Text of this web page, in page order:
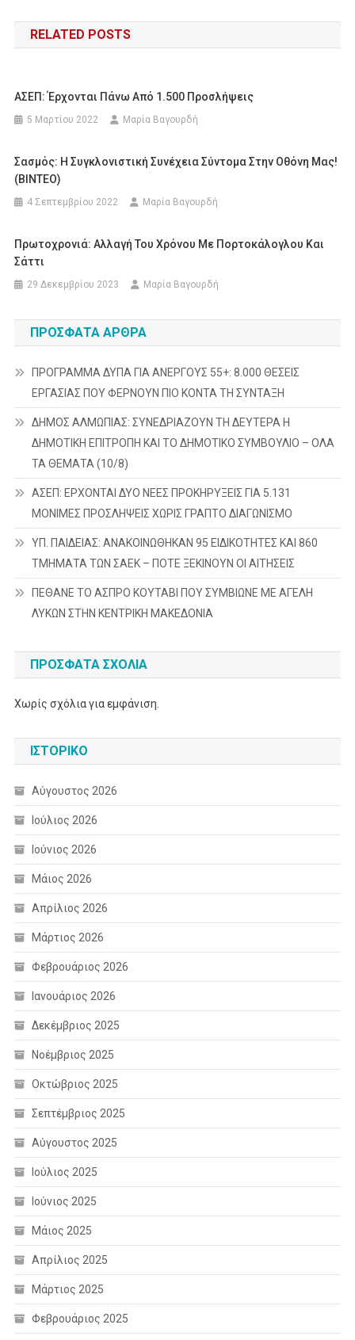
άρθρων
RELATED POSTS
ΑΣΕΠ: Έρχονται Πάνω Από 1.500 Προσλήψεις
5 Μαρτίου 2022 Μαρία Βαγουρδή
Σασμός: Η Συγκλονιστική Συνέχεια Σύντομα Στην Οθόνη Μας!
(ΒΙΝΤΕΟ)
4 Σεπτεμβρίου 2022 Μαρία Βαγουρδή
Πρωτοχρονιά: Αλλαγή Του Χρόνου Με Πορτοκάλογλου Και
Σάττι
29 Δεκεμβρίου 2023 Μαρία Βαγουρδή
ΠΡΌΣΦΑΤΑ ΆΡΘΡΑ
ΠΡΟΓΡΑΜΜΑ ΔΥΠΑ ΓΙΑ ΑΝΕΡΓΟΥΣ 55+: 8.000 ΘΕΣΕΙΣ
ΕΡΓΑΣΙΑΣ ΠΟΥ ΦΕΡΝΟΥΝ ΠΙΟ ΚΟΝΤΑ ΤΗ ΣΥΝΤΑΞΗ
ΔΗΜΟΣ ΑΛΜΩΠΙΑΣ: ΣΥΝΕΔΡΙΑΖΟΥΝ ΤΗ ΔΕΥΤΕΡΑ H
ΔΗΜΟΤΙΚΗ ΕΠΙΤΡΟΠΗ ΚΑΙ ΤΟ ΔΗΜΟΤΙΚΟ ΣΥΜΒΟΥΛΙΟ – ΟΛΑ
ΤΑ ΘΕΜΑΤΑ (10/8)
ΑΣΕΠ: ΕΡΧΟΝΤΑΙ ΔΥΟ ΝΕΕΣ ΠΡΟΚΗΡΥΞΕΙΣ ΓΙΑ 5.131
ΜΟΝΙΜΕΣ ΠΡΟΣΛΗΨΕΙΣ ΧΩΡΙΣ ΓΡΑΠΤΟ ΔΙΑΓΩΝΙΣΜΟ
ΥΠ. ΠΑΙΔΕΙΑΣ: ΑΝΑΚΟΙΝΩΘΗΚΑΝ 95 ΕΙΔΙΚΟΤΗΤΕΣ ΚΑΙ 860
ΤΜΗΜΑΤΑ ΤΩΝ ΣΑΕΚ – ΠΟΤΕ ΞΕΚΙΝΟΥΝ ΟΙ ΑΙΤΗΣΕΙΣ
ΠΕΘΑΝΕ ΤΟ ΑΣΠΡΟ ΚΟΥΤΑΒΙ ΠΟΥ ΣΥΜΒΙΩΝΕ ΜΕ ΑΓΕΛΗ
ΛΥΚΩΝ ΣΤΗΝ ΚΕΝΤΡΙΚΗ ΜΑΚΕΔΟΝΙΑ
ΠΡΌΣΦΑΤΑ ΣΧΌΛΙΑ
Χωρίς σχόλια για εμφάνιση.
ΙΣΤΟΡΙΚΌ
Αύγουστος 2026
Ιούλιος 2026
Ιούνιος 2026
Μάιος 2026
Απρίλιος 2026
Μάρτιος 2026
Φεβρουάριος 2026
Ιανουάριος 2026
Δεκέμβριος 2025
Νοέμβριος 2025
Οκτώβριος 2025
Σεπτέμβριος 2025
Αύγουστος 2025
Ιούλιος 2025
Ιούνιος 2025
Μάιος 2025
Απρίλιος 2025
Μάρτιος 2025
Φεβρουάριος 2025